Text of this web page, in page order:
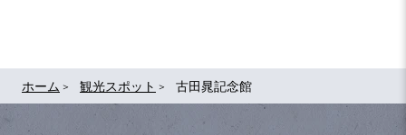
ホーム 観光スポット 古田晁記念館